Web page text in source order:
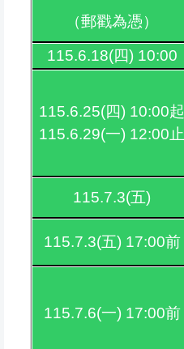
（郵戳為憑）
115.6.18(四) 10:00
115.6.25(四) 10:00起
115.6.29(一) 12:00止
115.7.3(五)
115.7.3(五) 17:00前
115.7.6(一) 17:00前